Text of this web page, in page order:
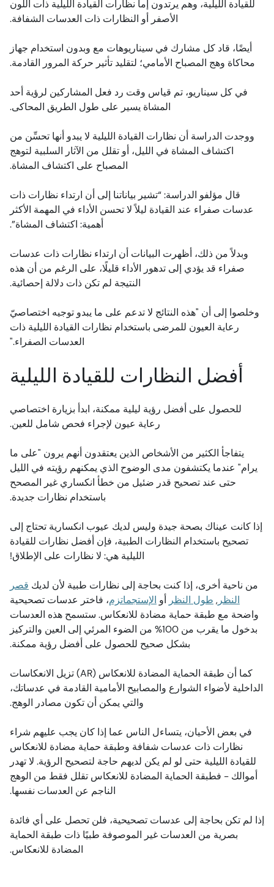
للقيادة الليلية، وهم يرتدون إما نظارات القيادة الليلية ذات اللون
الأصفر أو النظارات ذات العدسات الشفافة.
أيضًا، قاد كل مشارك في سيناريوهات مع وبدون استخدام جهاز
محاكاة وهج المصباح الأمامي؛ لتقليد تأثير حركة المرور القادمة.
في كل سيناريو، تم قياس وقت رد فعل المشاركين لرؤية أحد
المشاة يسير على طول الطريق المحاكى.
ووجدت الدراسة أن نظارات القيادة الليلية لا يبدو أنها تحسِّن من
اكتشاف المشاة في الليل، أو تقلل من الآثار السلبية لتوهج
المصباح على اكتشاف المشاة.
قال مؤلفو الدراسة: “تشير بياناتنا إلى أن ارتداء نظارات ذات
عدسات صفراء عند القيادة ليلاً لا تحسن الأداء في المهمة الأكثر
أهمية: اكتشاف المشاة”.
وبدلاً من ذلك، أظهرت البيانات أن ارتداء نظارات ذات عدسات
صفراء قد يؤدي إلى تدهور الأداء قليلًا، على الرغم من أن هذه
النتيجة لم تكن ذات دلالة إحصائية.
وخلصوا إلى أن "هذه النتائج لا تدعم على ما يبدو توجيه اختصاصيّ
رعاية العيون للمرضى باستخدام نظارات القيادة الليلية ذات
العدسات الصفراء."
أفضل النظارات للقيادة الليلية
للحصول على أفضل رؤية ليلية ممكنة، ابدأ بزيارة اختصاصي
رعاية عيون لإجراء فحص شامل للعين.
يتفاجأ الكثير من الأشخاص الذين يعتقدون أنهم يرون "على ما
يرام" عندما يكتشفون مدى الوضوح الذي يمكنهم رؤيته في الليل
حتى عند تصحيح قدر ضئيل من خطأ انكساري غير المصحح
باستخدام نظارات جديدة.
إذا كانت عيناك بصحة جيدة وليس لديك عيوب انكسارية تحتاج إلى
تصحيح باستخدام النظارات الطبية، فإن أفضل نظارات للقيادة
الليلية هي: لا نظارات على الإطلاق!
من ناحية أخرى، إذا كنت بحاجة إلى نظارات طبية لأن لديك قصر
النظر , طول النظر أو الإستجماتزم، فاختر عدسات تصحيحية
واضحة مع طبقة حماية مضادة للانعكاس. ستسمح هذه العدسات
بدخول ما يقرب من 100% من الضوء المرئي إلى العين والتركيز
بشكل صحيح للحصول على أفضل رؤية ممكنة.
كما أن طبقة الحماية المضادة للانعكاس (AR) تزيل الانعكاسات
الداخلية لأضواء الشوارع والمصابيح الأمامية القادمة في عدساتك،
والتي يمكن أن تكون مصادر الوهج.
في بعض الأحيان، يتساءل الناس عما إذا كان يجب عليهم شراء
نظارات ذات عدسات شفافة وطبقة حماية مضادة للانعكاس
للقيادة الليلية حتى لو لم يكن لديهم حاجة لتصحيح الرؤية. لا تهدر
أموالك - فطبقة الحماية المضادة للانعكاس تقلل فقط من الوهج
الناجم عن العدسات نفسها.
إذا لم تكن بحاجة إلى عدسات تصحيحية، فلن تحصل على أي فائدة
بصرية من العدسات غير الموصوفة طبيًا ذات طبقة الحماية
المضادة للانعكاس.